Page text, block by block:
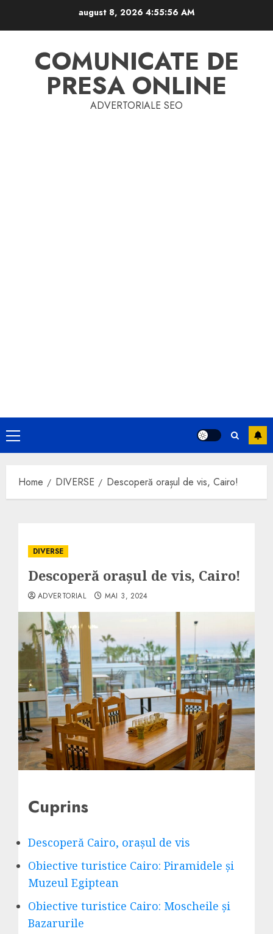
august 8, 20264:55:57 AM
COMUNICATE DE
PRESA ONLINE
ADVERTORIALE SEO
Primary
Menu
Home DIVERSE Descoperă orașul de vis, Cairo!
DIVERSE
Descoperă orașul de vis, Cairo!
ADVERTORIAL MAI 3, 2024
Cuprins
Descoperă Cairo, orașul de vis
Obiective turistice Cairo: Piramidele și
Muzeul Egiptean
Obiective turistice Cairo: Moscheile și
Bazarurile